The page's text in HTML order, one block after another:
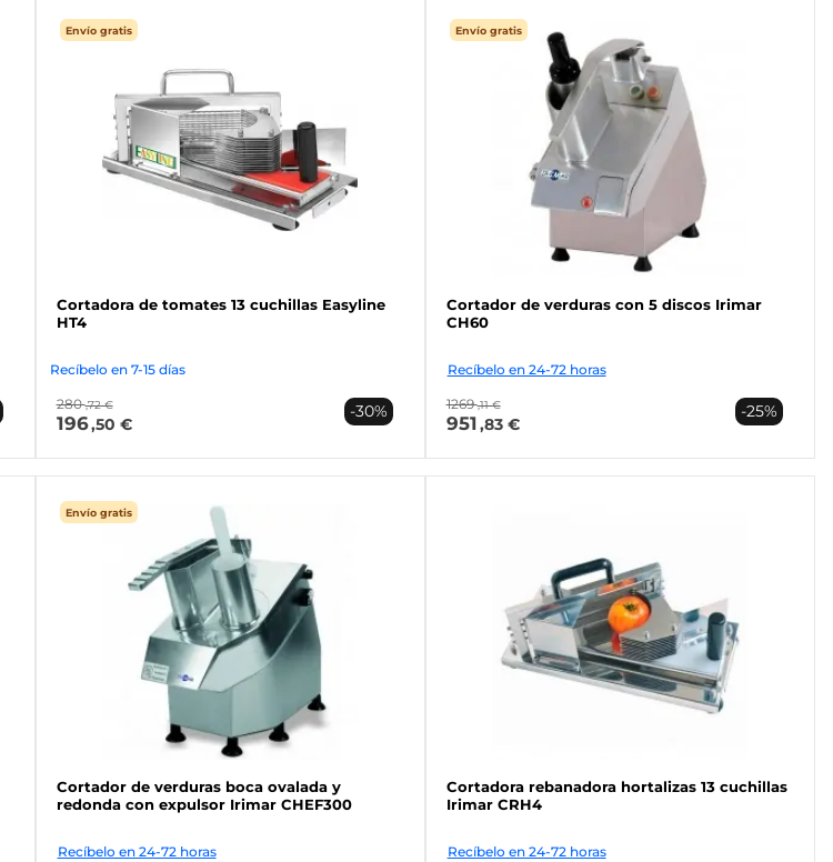
Envío gratis
Cortadora de tomates 13 cuchillas Easyline
HT4
Recíbelo en 7-15 días
280 ,72 €
196,50 €
-30%
Envío gratis
Cortador de verduras con 5 discos Irimar
CH60
Recíbelo en 24-72 horas
1269 ,11 €
951,83 €
-25%
Envío gratis
Cortador de verduras boca ovalada y
redonda con expulsor Irimar CHEF300
Recíbelo en 24-72 horas
Cortadora rebanadora hortalizas 13 cuchillas
Irimar CRH4
Recíbelo en 24-72 horas